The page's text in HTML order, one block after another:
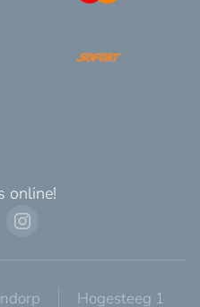
online!
Hogesteeg 1